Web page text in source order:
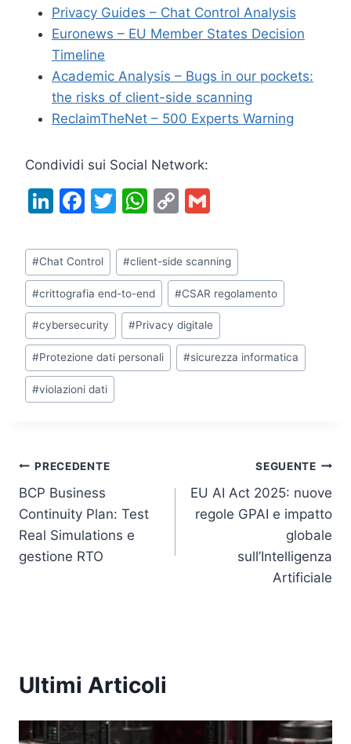
Privacy Guides – Chat Control Analysis
Euronews – EU Member States Decision
Timeline
Academic Analysis – Bugs in our pockets:
the risks of client-side scanning
ReclaimTheNet – 500 Experts Warning
Condividi sui Social Network:
Li
k
e
dI
n
F
c
e
b
o
o
k
T
itt
er
W
at
s
A
p
p
C
p
y
Li
n
k
ai
l
Tag
articolo:
#Chat Control #client-side scanning
#crittografia end-to-end #CSAR regolamento
#cybersecurity #Privacy digitale
#Protezione dati personali #sicurezza informatica
#violazioni dati
Navigazione
articoli
PRECEDENTE
BCP Business
Continuity Plan: Test
Real Simulations e
gestione RTO
SEGUENTE
EU AI Act 2025: nuove
regole GPAI e impatto
globale
sull’Intelligenza
Artificiale
Ultimi Articoli